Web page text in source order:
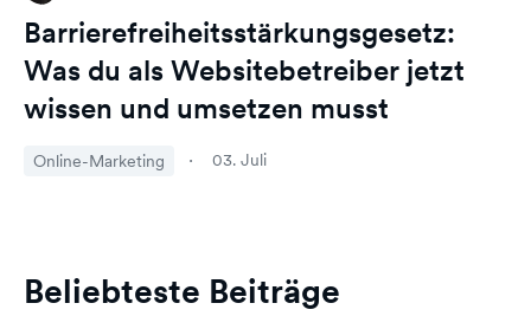
Barrierefreiheitsstärkungsgesetz:
Was du als Websitebetreiber jetzt
wissen und umsetzen musst
Online-Marketing 03. Juli
Beliebteste Beiträge